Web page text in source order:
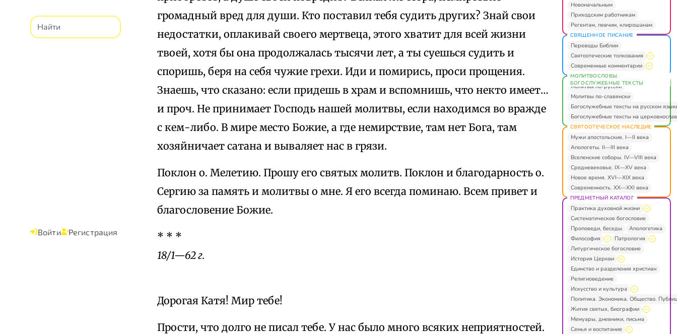
Войти Регистрация
громадный вред для души. Кто поставил тебя судить других? Знай свои
недостатки, оплакивай своего мертвеца, этого хватит для всей жизни
твоей, хотя бы она продолжалась тысячи лет, а ты суешься судить и
споришь, беря на себя чужие грехи. Иди и помирись, проси прощения.
Знаешь, что сказано: если придешь в храм и вспомнишь, что некто имеет…
и проч. Не принимает Господь нашей молитвы, если находимся во вражде
с кем-либо. В мире место Божие, а где немирствие, там нет Бога, там
хозяйничает сатана и вываляет нас в грязи.
Поклон о. Мелетию. Прошу его святых молитв. Поклон и благодарность о.
Сергию за память и молитвы о мне. Я его всегда поминаю. Всем привет и
благословение Божие.
* * *
18/1—62 г.
Дорогая Катя! Мир тебе!
Прости, что долго не писал тебе. У нас было много всяких неприятностей.
Новоначальным
Приходским работникам
Регентам, певчим, клирошанам
СВЯЩЕННОЕ ПИСАНИЕ
Переводы Библии
Святоотеческие толкования
Современные комментарии
МОЛИТВОСЛОВЫ.
БОГОСЛУЖЕБНЫЕ ТЕКСТЫ
Молитвы по-русски
Молитвы по-славянски
Богослужебные тексты на русском
Богослужебные тексты на
СВЯТООТЕЧЕСКОЕ НАСЛЕДИЕ
Мужи апостольские. I—II века
Апологеты. II—III века
Вселенские соборы. IV—VIII века
Средневековье. IX—XV века
Новое время. XVI—XIX века
Современность. XX—XXI века
ПРЕДМЕТНЫЙ КАТАЛОГ
Практика духовной жизни
Систематическое богословие
Проповеди, беседы
Апологетика
Философия
Патрология
Литургическое богословие
История Церкви
Единство и разделения христиан
Религиоведение
Искусство и культура
Политика. Экономика. Общество.
Жития святых, биографии
Мемуары, дневники, письма
Семья и воспитание